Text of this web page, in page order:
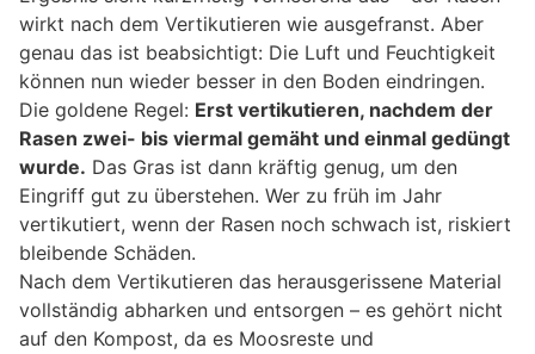
wirkt nach dem Vertikutieren wie ausgefranst. Aber
genau das ist beabsichtigt: Die Luft und Feuchtigkeit
können nun wieder besser in den Boden eindringen.
Die goldene Regel: Erst vertikutieren, nachdem der
Rasen zwei- bis viermal gemäht und einmal gedüngt
wurde. Das Gras ist dann kräftig genug, um den
Eingriff gut zu überstehen. Wer zu früh im Jahr
vertikutiert, wenn der Rasen noch schwach ist, riskiert
bleibende Schäden.
Nach dem Vertikutieren das herausgerissene Material
vollständig abharken und entsorgen – es gehört nicht
auf den Kompost, da es Moosreste und